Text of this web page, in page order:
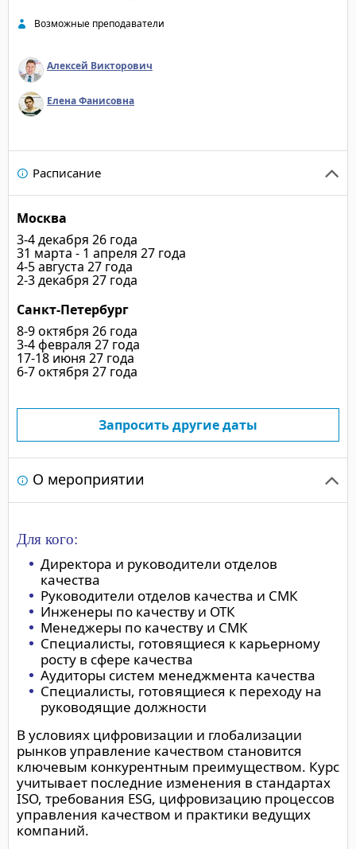
Возможные преподаватели
Алексей Викторович
Елена Фанисовна
Расписание
Москва
3-4 декабря 26 года
31 марта - 1 апреля 27 года
4-5 августа 27 года
2-3 декабря 27 года
Санкт-Петербург
8-9 октября 26 года
3-4 февраля 27 года
17-18 июня 27 года
6-7 октября 27 года
Запросить другие даты
О мероприятии
Для кого:
Директора и руководители отделов
качества
Руководители отделов качества и СМК
Инженеры по качеству и ОТК
Менеджеры по качеству и СМК
Специалисты, готовящиеся к карьерному
росту в сфере качества
Аудиторы систем менеджмента качества
Специалисты, готовящиеся к переходу на
руководящие должности
В условиях цифровизации и глобализации
рынков управление качеством становится
ключевым конкурентным преимуществом. Курс
учитывает последние изменения в стандартах
ISO, требования ESG, цифровизацию процессов
управления качеством и практики ведущих
компаний.
своего жизненного
материал. Выражаю